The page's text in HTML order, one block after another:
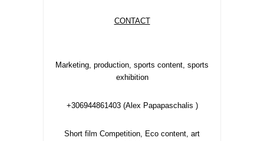
CONTACT
Marketing, production, sports content, sports
exhibition
+306944861403 (Alex Papapaschalis )
Short film Competition, Eco content, art